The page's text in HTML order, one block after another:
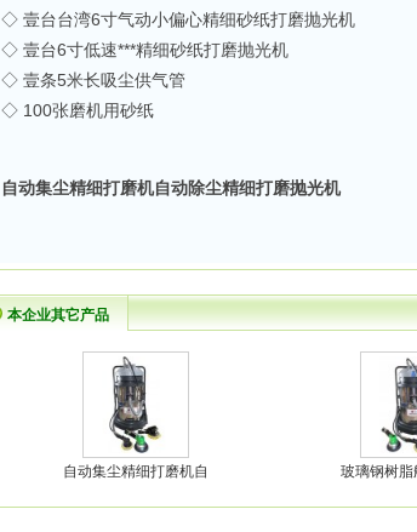
◇ 壹台台湾6寸气动小偏心精细砂纸打磨抛光机
◇ 壹台6寸低速***精细砂纸打磨抛光机
◇ 壹条5米长吸尘供气管
◇ 100张磨机用砂纸
自动集尘精细打磨机自动除尘精细打磨抛光机
本企业其它产品
自动集尘精细打磨机自 玻璃钢树